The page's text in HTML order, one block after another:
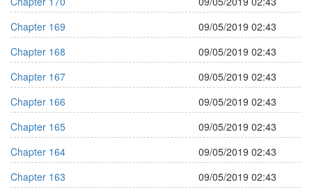
Chapter 169
09/05/2019 02:43
Chapter 168
09/05/2019 02:43
Chapter 167
09/05/2019 02:43
Chapter 166
09/05/2019 02:43
Chapter 165
09/05/2019 02:43
Chapter 164
09/05/2019 02:43
Chapter 163
09/05/2019 02:43